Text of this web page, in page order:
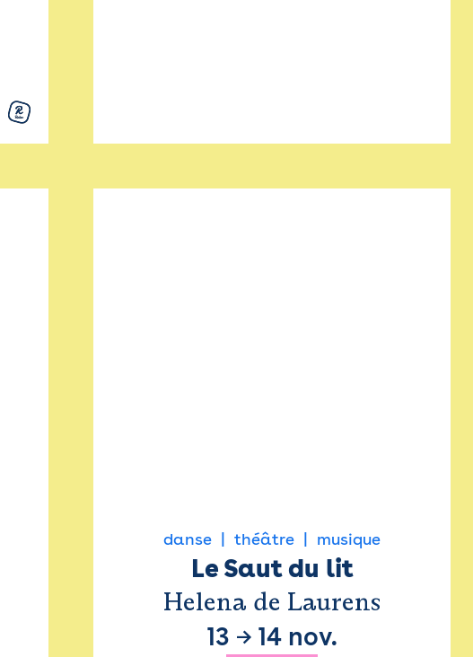
danse théâtre musique
Le Saut du lit
Helena de Laurens
13 → 14 nov.